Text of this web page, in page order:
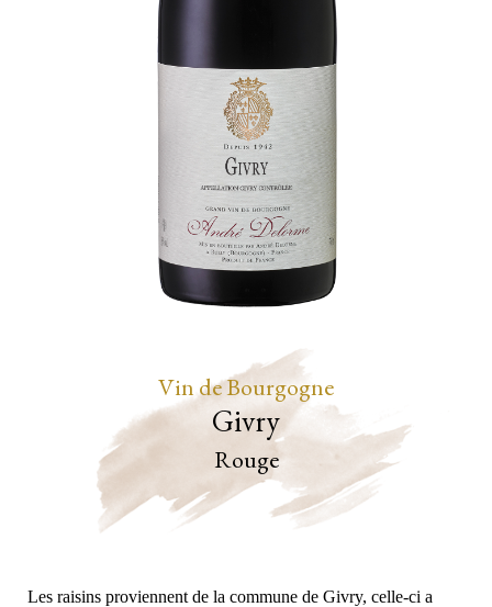
Vin de Bourgogne
Givry
Rouge
Les raisins proviennent de la commune de Givry, celle-ci a